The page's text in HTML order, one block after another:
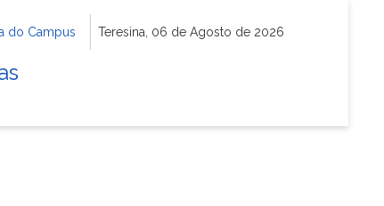
do Campus Teresina, 06 de Agosto de 2026